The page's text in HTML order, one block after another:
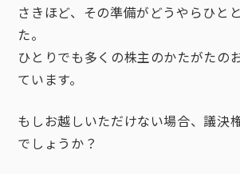
さきほど、その準備がどうやらひと
た。
ひとりでも多くの株主のかたがたの
ています。
もしお越しいただけない場合、議決
でしょうか？